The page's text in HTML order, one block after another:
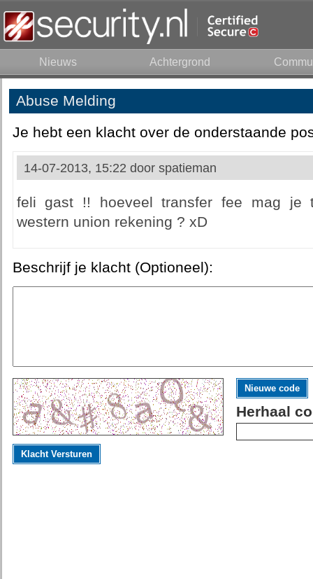
Nieuws Achtergrond
Abuse Melding
Je hebt een klacht over de onderstaande
14-07-2013, 15:22 door spatieman
feli gast !! hoeveel transfer fee mag je
western union rekening ? xD
Beschrijf je klacht (Optioneel):
Nieuwe code
Herhaal
Klacht Versturen